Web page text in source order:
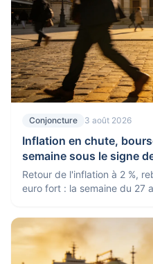
Conjoncture 3 août 2026
Inflation en chute,
semaine sous le signe
Retour de l'inflation à 2 %,
euro fort : la semaine du 27